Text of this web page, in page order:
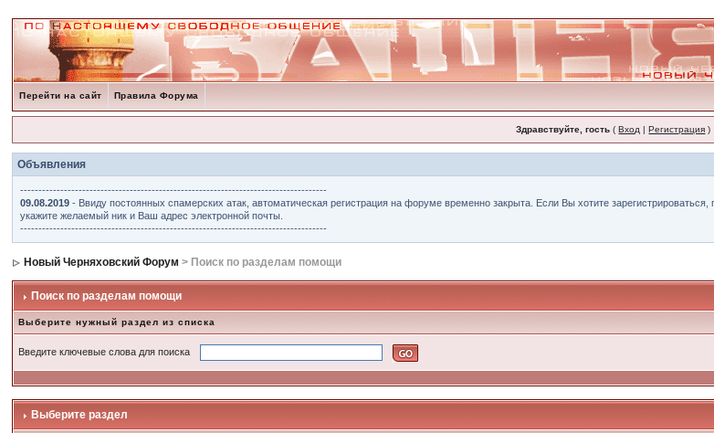
Перейти на сайт Правила Форума
Здравствуйте, гость (Вход |Регистрация )
Объявления
------------------------------------------------------------------------------------
09.08.2019 - Ввиду постоянных спамерских атак, автоматическая регистрация на форуме временно закрыта. Если Вы хотите
укажите желаемый ник и Ваш адрес электронной почты.
------------------------------------------------------------------------------------
Новый Черняховский Форум > Поиск по разделам помощи
Поиск по разделам помощи
Выберите нужный раздел из списка
Введите ключевые слова для поиска
Выберите раздел